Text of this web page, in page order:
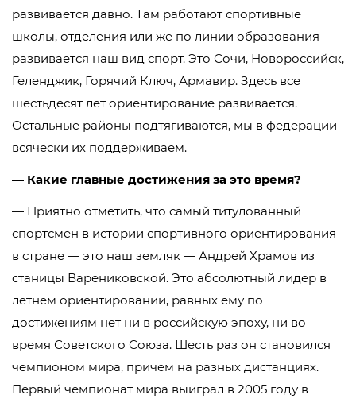
развивается давно. Там работают спортивные
школы, отделения или же по линии образования
развивается наш вид спорт. Это Сочи, Новороссийск,
Геленджик, Горячий Ключ, Армавир. Здесь все
шестьдесят лет ориентирование развивается.
Остальные районы подтягиваются, мы в федерации
всячески их поддерживаем.
— Какие главные достижения за это время?
— Приятно отметить, что самый титулованный
спортсмен в истории спортивного ориентирования
в стране — это наш земляк — Андрей Храмов из
станицы Варениковской. Это абсолютный лидер в
летнем ориентировании, равных ему по
достижениям нет ни в российскую эпоху, ни во
время Советского Союза. Шесть раз он становился
чемпионом мира, причем на разных дистанциях.
Первый чемпионат мира выиграл в 2005 году в